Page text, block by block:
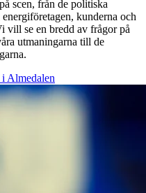
scen, från de politiska
kunderna och
vill se en bredd av frågor på
utmaningarna till de
Almedalen